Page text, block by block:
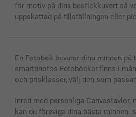
för motiv på dina bestickkuvert så
uppskattad på tillställningen eller
En Fotobok bevarar dina minnen på
smartphotos Fotoböcker finns i
och prisklasser, välj den som
Inred med personliga Canvastavlor,
kan du föreviga dina bästa minnen.